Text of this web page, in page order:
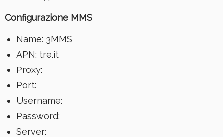
Configurazione MMS
Name: 3MMS
APN: tre.it
Proxy:
Port:
Username:
Password:
Server: